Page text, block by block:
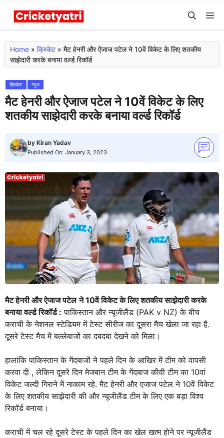
Skip
content
Home » क्रिकेट » मैट हेनरी और ऐजाज पटेल ने 10वें विकेट के लिए शतकीय
साझेदारी करके बनाया वर्ल्ड रिकॉर्ड
क्रिकेट न्यूज
मैट हेनरी और ऐजाज पटेल ने 10वें विकेट के लिए
शतकीय साझेदारी करके बनाया वर्ल्ड रिकॉर्ड
by Kiran Yadav
Published On: January 3, 2023
मैट हेनरी और ऐजाज पटेल ने 10वें विकेट के लिए शतकीय साझेदारी करके
बनाया वर्ल्ड रिकॉर्ड : पाकिस्तान और न्यूजीलैंड (PAK v NZ) के बीच
कराची के नेशनल स्टेडियम में टेस्ट सीरीज का दूसरा मैच खेला जा रहा है.
दूसरे टेस्ट मैच में बल्लेबाजों का दबदबा देखने को मिला।
हालांकि पाकिस्तान के गेंदबाजों ने पहले दिन के आखिर में टीम को वापसी
करवा दी , लेकिन दूसरे दिन मेजबान टीम के गेंदबाज कीवी टीम का 10वां
विकेट जल्दी गिराने में नाकाम रहे. मैट हेनरी और एजाज पटेल ने 10वें विकेट
के लिए शतकीय साझेदारी की और न्यूजीलैंड टीम के लिए एक बड़ा विश्व
रिकॉर्ड बनाया।
कराची में चल रहे दूसरे टेस्ट के पहले दिन का खेल खत्म होने पर न्यूजीलैंड